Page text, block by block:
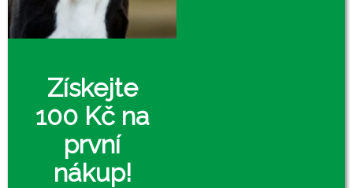
Získejte
100 Kč na
první
nákup!